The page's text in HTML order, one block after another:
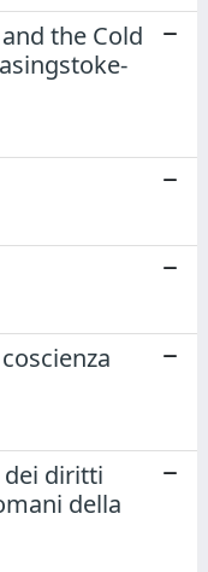
the Cold
dei diritti
della